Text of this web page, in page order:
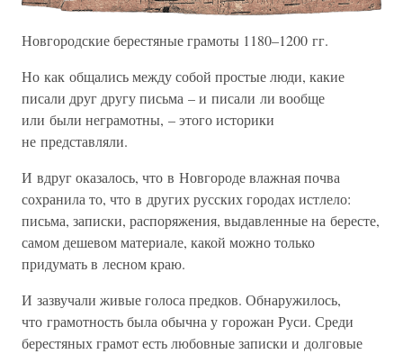
Новгородские берестяные грамоты 1180–1200 гг.
Но как общались между собой простые люди, какие
писали друг другу письма – и писали ли вообще
или были неграмотны, – этого историки
не представляли.
И вдруг оказалось, что в Новгороде влажная почва
сохранила то, что в других русских городах истлело:
письма, записки, распоряжения, выдавленные на бересте,
самом дешевом материале, какой можно только
придумать в лесном краю.
И зазвучали живые голоса предков. Обнаружилось,
что грамотность была обычна у горожан Руси. Среди
берестяных грамот есть любовные записки и долговые